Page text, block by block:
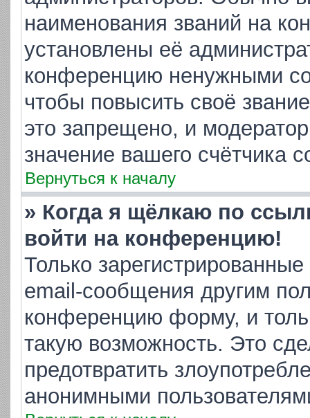
наименования званий на
установлены её
конференцию ненужными
чтобы повысить своё
это запрещено, и
значение вашего счётчика
Вернуться к началу
» Когда я щёлкаю по
войти на конференцию!
Только
email-сообщения другим
конференцию форму, и
такую возможность. Это
предотвратить
анонимными